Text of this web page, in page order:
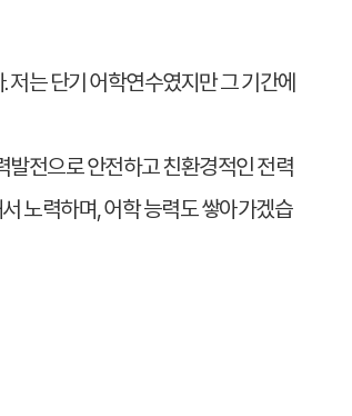
저는 단기 어학연수였지만 그 기간에
발전으로 안전하고 친환경적인 전력
노력하며, 어학 능력도 쌓아가겠습